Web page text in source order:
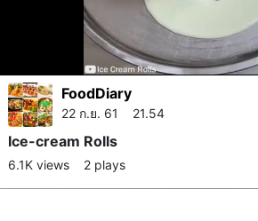
FoodDiary
22 ก.ย. 61 21.54
Ice-cream Rolls
6.1K views 2 plays